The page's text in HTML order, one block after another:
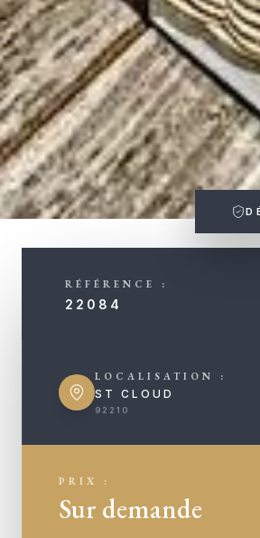
RÉFÉRENCE :
22084
LOCALISATION :
ST CLOUD
92210
PRIX :
Sur demande